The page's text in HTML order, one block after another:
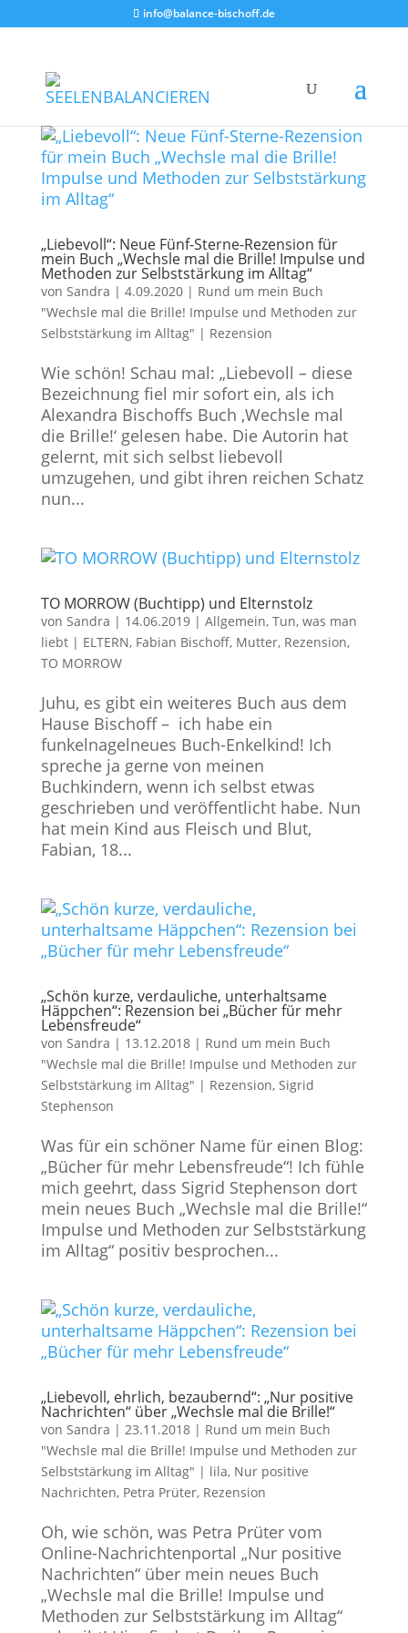
info@balance-bischoff.de
„Liebevoll“: Neue Fünf-Sterne-Rezension für
mein Buch „Wechsle mal die Brille! Impulse und
Methoden zur Selbststärkung im Alltag“
von Sandra | 4.09.2020| Rund um mein Buch
"Wechsle mal die Brille! Impulse und Methoden zur
Selbststärkung im Alltag" | Rezension
Wie schön! Schau mal: „Liebevoll – diese
Bezeichnung fiel mir sofort ein, als ich
Alexandra Bischoffs Buch ‚Wechsle mal
die Brille!‘ gelesen habe. Die Autorin hat
gelernt, mit sich selbst liebevoll
umzugehen, und gibt ihren reichen Schatz
nun...
TO MORROW (Buchtipp) und Elternstolz
von Sandra | 14.06.2019| Allgemein, Tun, was man
liebt| ELTERN, Fabian Bischoff, Mutter, Rezension,
TO MORROW
Juhu, es gibt ein weiteres Buch aus dem
Hause Bischoff – ich habe ein
funkelnagelneues Buch-Enkelkind! Ich
spreche ja gerne von meinen
Buchkindern, wenn ich selbst etwas
geschrieben und veröffentlicht habe. Nun
hat mein Kind aus Fleisch und Blut,
Fabian, 18...
„Schön kurze, verdauliche, unterhaltsame
Häppchen“: Rezension bei „Bücher für mehr
Lebensfreude“
von Sandra | 13.12.2018| Rund um mein Buch
"Wechsle mal die Brille! Impulse und Methoden zur
Selbststärkung im Alltag" | Rezension, Sigrid
Stephenson
Was für ein schöner Name für einen Blog:
„Bücher für mehr Lebensfreude“! Ich fühle
mich geehrt, dass Sigrid Stephenson dort
mein neues Buch „Wechsle mal die Brille!“
Impulse und Methoden zur Selbststärkung
im Alltag“ positiv besprochen...
„Liebevoll, ehrlich, bezaubernd“: „Nur positive
Nachrichten“ über „Wechsle mal die Brille!“
von Sandra | 23.11.2018| Rund um mein Buch
"Wechsle mal die Brille! Impulse und Methoden zur
Selbststärkung im Alltag" | lila, Nur positive
Nachrichten, Petra Prüter, Rezension
Oh, wie schön, was Petra Prüter vom
Online-Nachrichtenportal „Nur positive
Nachrichten“ über mein neues Buch
„Wechsle mal die Brille! Impulse und
Methoden zur Selbststärkung im Alltag“